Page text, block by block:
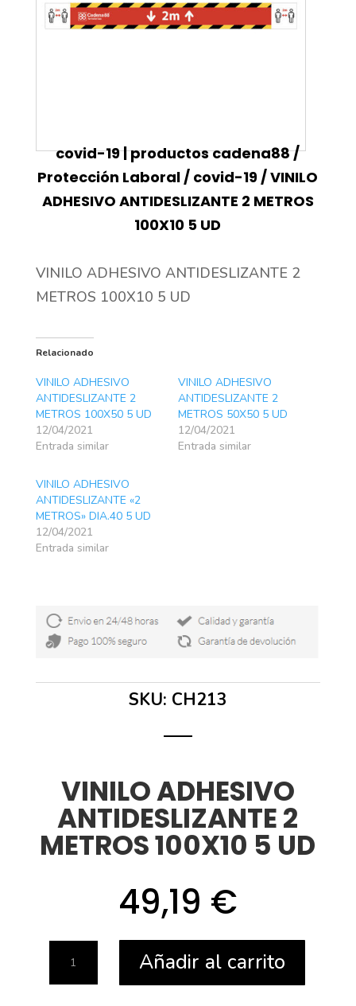
covid-19 | productos cadena88/
Protección Laboral/ covid-19/ VINILO
ADHESIVO ANTIDESLIZANTE 2 METROS
100X10 5 UD
VINILO ADHESIVO ANTIDESLIZANTE 2
METROS 100X10 5 UD
Relacionado
VINILO ADHESIVO
ANTIDESLIZANTE 2
METROS 100X50 5 UD
12/04/2021
Entrada similar
VINILO ADHESIVO
ANTIDESLIZANTE 2
METROS 50X50 5 UD
12/04/2021
Entrada similar
VINILO ADHESIVO
ANTIDESLIZANTE «2
METROS» DIA.40 5 UD
12/04/2021
Entrada similar
SKU: CH213
VINILO ADHESIVO
ANTIDESLIZANTE 2
METROS 100X10 5 UD
49,19 €
Añadir al carrito